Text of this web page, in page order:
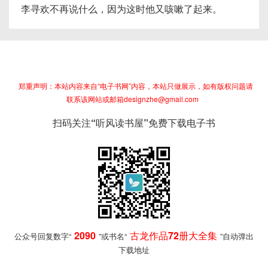
李寻欢不再说什么，因为这时他又咳嗽了起来。
郑重声明：本站内容来自“电子书网”内容，本站只做展示，如有版权问题请
联系该网站或邮箱designzhe@gmail.com
扫码关注“听风读书屋”免费下载电子书
公众号回复数字“ 2090 ”或书名“ 古龙作品72册大全集 ”自动弹出
下载地址